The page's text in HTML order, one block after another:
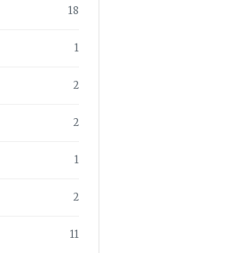
18
1
2
2
1
2
11